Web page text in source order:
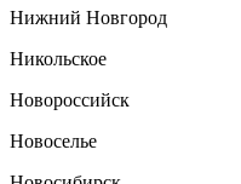
Нижний Новгород
Никольское
Новороссийск
Новоселье